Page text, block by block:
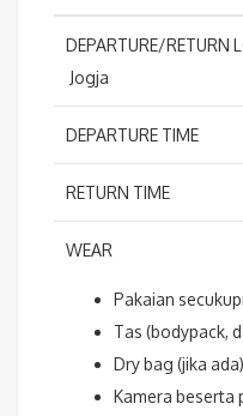
DEPARTURE/RETURN
Jogja
DEPARTURE TIME
RETURN TIME
WEAR
Pakaian
Tas (bodypack,
Dry bag (jika ada)
Kamera beserta